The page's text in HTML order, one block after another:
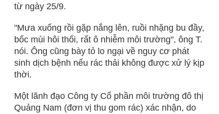
từ ngày 25/9.
"Mưa xuống rồi gặp nắng lên, ruồi nhặng bu đầy,
bốc mùi hôi thối, rất ô nhiễm môi trường", ông T.
nói. Ông cũng bày tỏ lo ngại về nguy cơ phát
sinh dịch bệnh nếu rác thải không được xử lý kịp
thời.
Một lãnh đạo Công ty Cổ phần môi trường đô thị
Quảng Nam (đơn vị thu gom rác) xác nhận, do